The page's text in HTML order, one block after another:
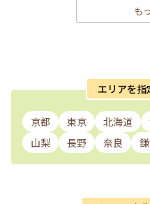
も
エリアを指
京都 東京 北海道
山梨
長野 奈良